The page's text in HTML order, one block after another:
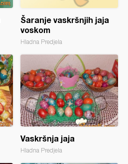
Šaranje vaskršnjih jaja
voskom
Hladna Predjela
Vaskršnja jaja
Hladna Predjela